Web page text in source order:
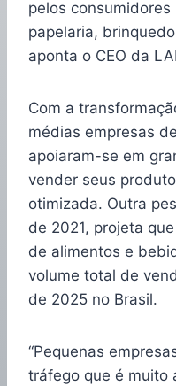
pelos
papelaria,
aponta o CEO da
Com a
médias empresas
apoiaram-se em
vender seus
otimizada. Outra
de 2021, projeta
de alimentos e
volume total de
de 2025 no Brasil.
“Pequenas
tráfego que é muito